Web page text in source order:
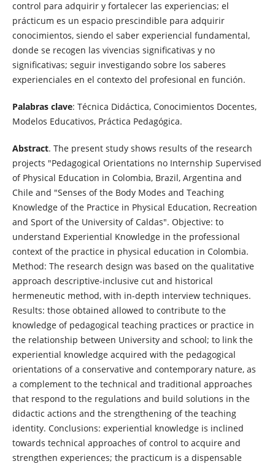
control para adquirir y fortalecer las experiencias; el
prácticum es un espacio prescindible para adquirir
conocimientos, siendo el saber experiencial fundamental,
donde se recogen las vivencias significativas y no
significativas; seguir investigando sobre los saberes
experienciales en el contexto del profesional en función.
Palabras clave: Técnica Didáctica, Conocimientos Docentes,
Modelos Educativos, Práctica Pedagógica.
Abstract. The present study shows results of the research
projects "Pedagogical Orientations no Internship Supervised
of Physical Education in Colombia, Brazil, Argentina and
Chile and "Senses of the Body Modes and Teaching
Knowledge of the Practice in Physical Education, Recreation
and Sport of the University of Caldas". Objective: to
understand Experiential Knowledge in the professional
context of the practice in physical education in Colombia.
Method: The research design was based on the qualitative
approach descriptive-inclusive cut and historical
hermeneutic method, with in-depth interview techniques.
Results: those obtained allowed to contribute to the
knowledge of pedagogical teaching practices or practice in
the relationship between University and school; to link the
experiential knowledge acquired with the pedagogical
orientations of a conservative and contemporary nature, as
a complement to the technical and traditional approaches
that respond to the regulations and build solutions in the
didactic actions and the strengthening of the teaching
identity. Conclusions: experiential knowledge is inclined
towards technical approaches of control to acquire and
strengthen experiences; the practicum is a dispensable